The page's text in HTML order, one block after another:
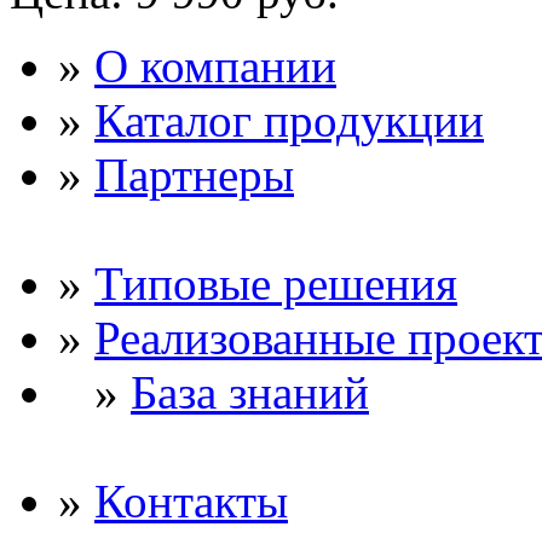
» О компании
» Каталог продукции
» Партнеры
» Типовые решения
» Реализованные
» База знаний
» Контакты